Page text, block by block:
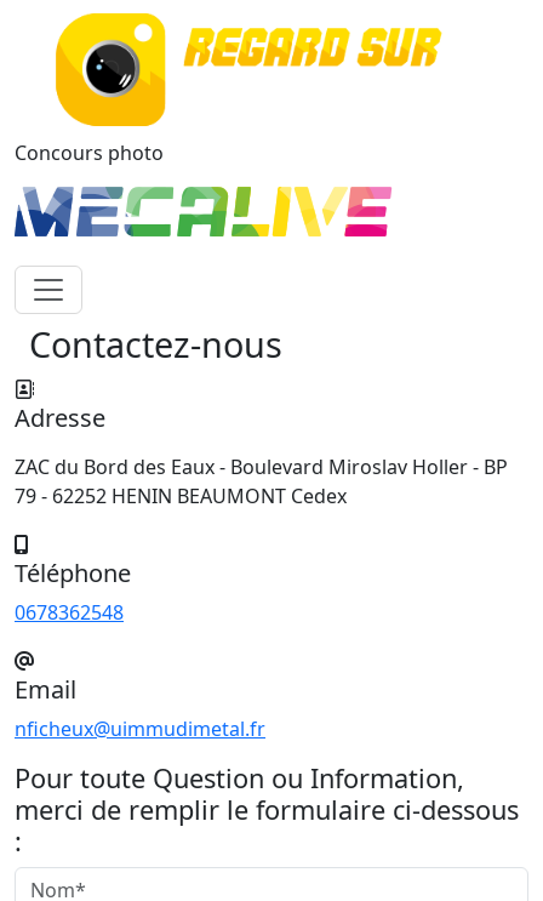
Concours photo
Contactez-nous
Adresse
ZAC du Bord des Eaux - Boulevard Miroslav Holler - BP
79 - 62252 HENIN BEAUMONT Cedex
Téléphone
0678362548
Email
nficheux@uimmudimetal.fr
Pour toute Question ou Information,
merci de remplir le formulaire ci-dessous
: